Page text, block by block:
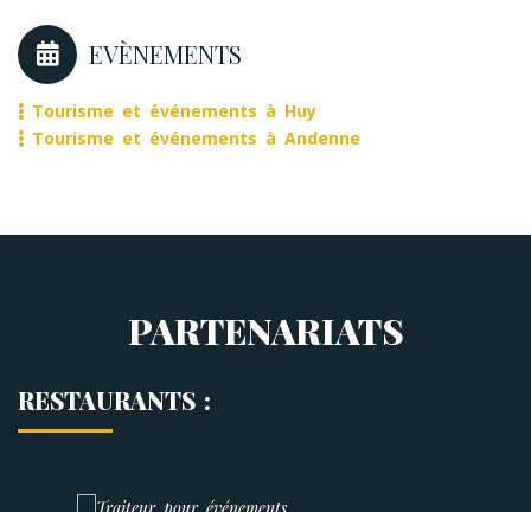
EVÈNEMENTS
Tourisme et événements à Huy
Tourisme et événements à Andenne
PARTENARIATS
RESTAURANTS :